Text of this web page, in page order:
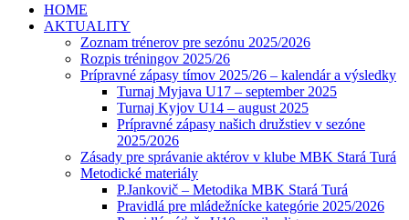
HOME
AKTUALITY
Zoznam trénerov pre sezónu 2025/2026
Rozpis tréningov 2025/26
Prípravné zápasy tímov 2025/26 – kalendár a výsledky
Turnaj Myjava U17 – september 2025
Turnaj Kyjov U14 – august 2025
Prípravné zápasy našich družstiev v sezóne
2025/2026
Zásady pre správanie aktérov v klube MBK Stará Turá
Metodické materiály
P.Jankovič – Metodika MBK Stará Turá
Pravidlá pre mládežnícke kategórie 2025/2026